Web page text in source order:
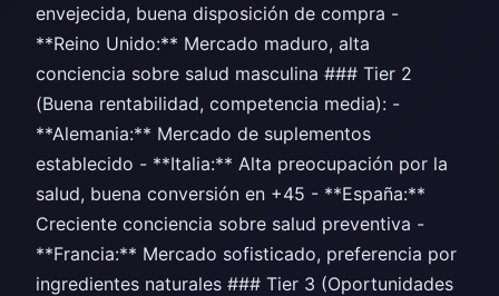
envejecida, buena disposición de compra -
**Reino Unido:** Mercado maduro, alta
conciencia sobre salud masculina ### Tier 2
(Buena rentabilidad, competencia media): -
**Alemania:** Mercado de suplementos
establecido - **Italia:** Alta preocupación por la
salud, buena conversión en +45 - **España:**
Creciente conciencia sobre salud preventiva -
**Francia:** Mercado sofisticado, preferencia por
ingredientes naturales ### Tier 3 (Oportunidades